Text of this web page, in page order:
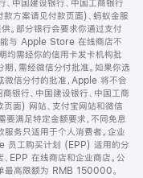
中国建设银行、中国工商银行
方案请见付款页面)、蚂蚁金服
。部分银行会要求你通过支付
与 Apple Store 在线商店不
均需经你的信用卡发卡机构批
期，需经微信分付批准。如果你选
微信分付的批准，Apple 将不会
银行、中国建设银行、中国工商
页面) 网站、支付宝网站和微信
要满足特定金额要求，不同免息
务只适用于个人消费者。企业
员工购买计划 (EPP) 适用的分
EPP 在线商店和企业商店。公
最高限额为 RMB 150000。